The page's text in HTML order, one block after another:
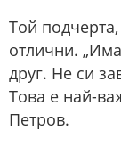
Той
отлични.
друг. Не си
Това е най-
Петров.